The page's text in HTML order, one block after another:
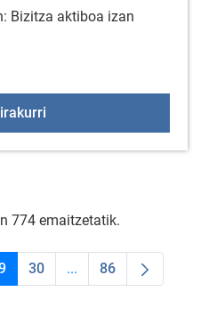
Bizitza aktiboa izan
774 emaitzetatik.
Use TAB to navigate.
Orrialdea
30 ...Intermediate Pages
Orrialdea
86